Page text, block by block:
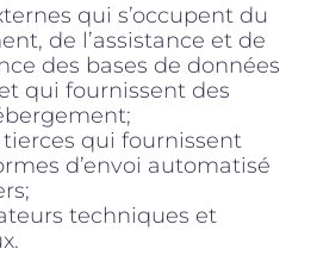
qui s’occupent du
de l’assistance et de
des bases de données
qui fournissent des
tierces qui fournissent
d’envoi automatisé
techniques et